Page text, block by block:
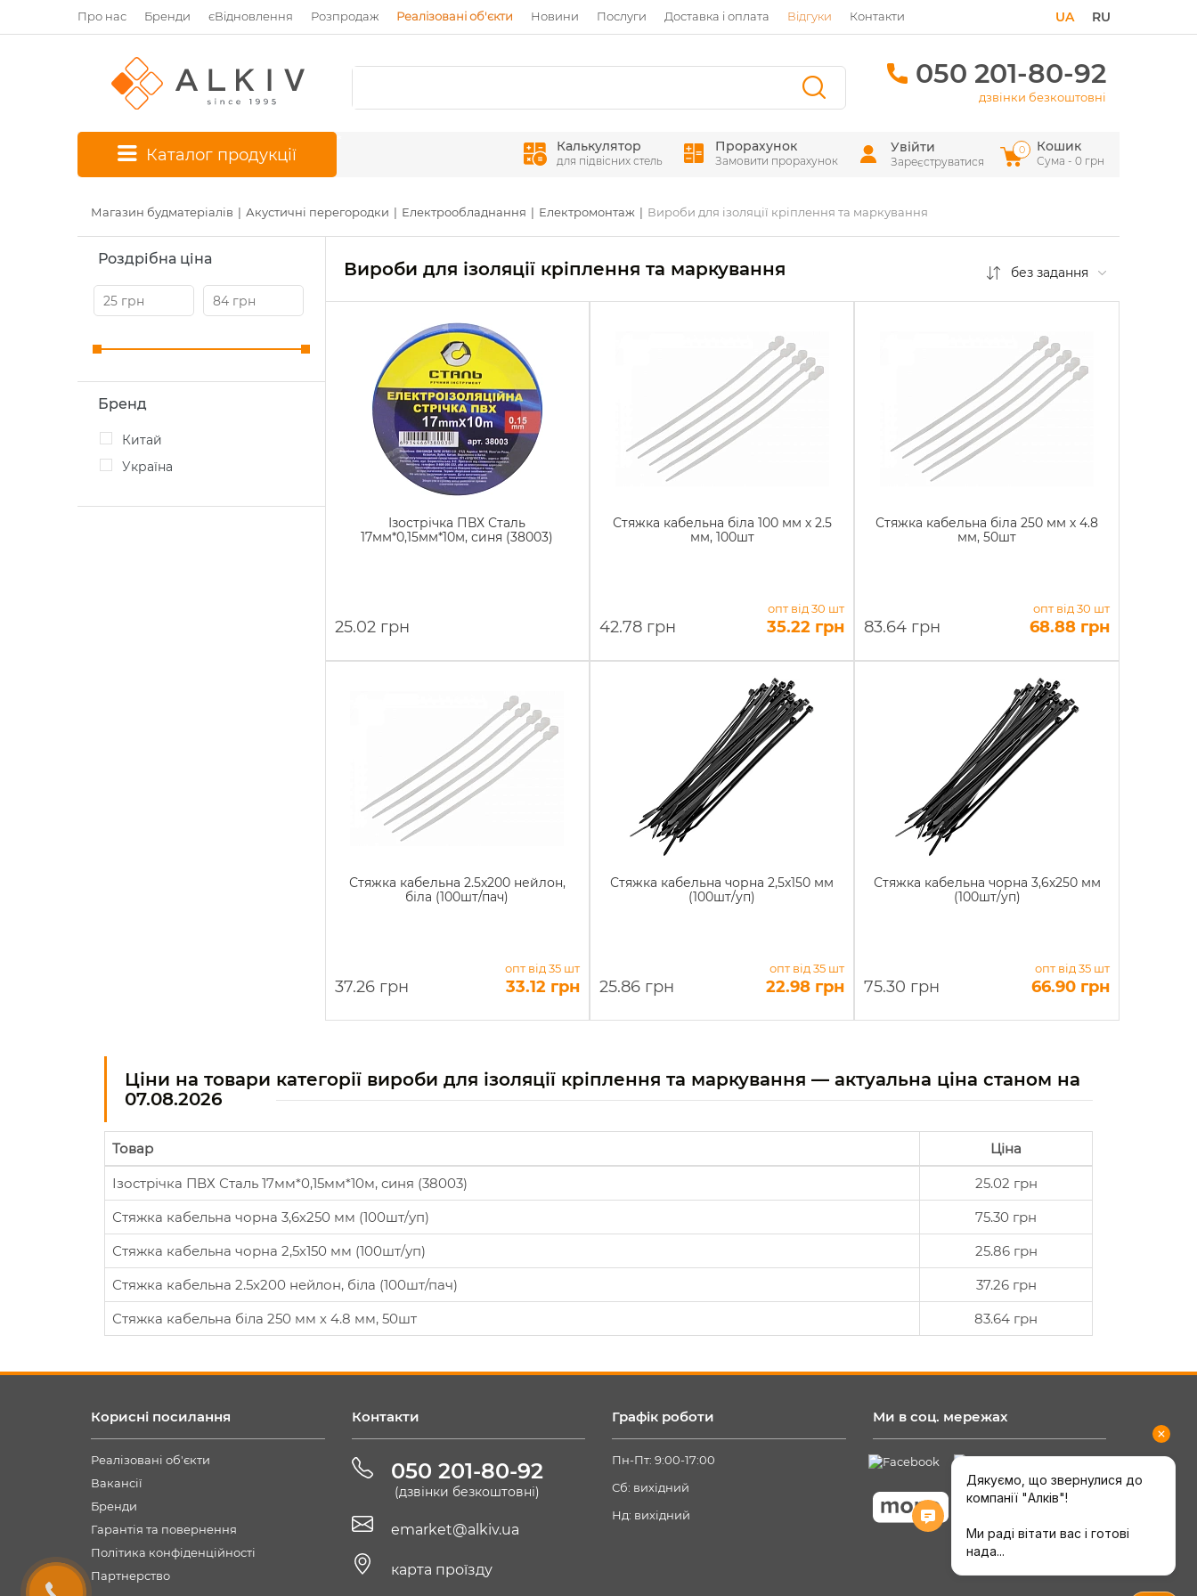
Про нас Бренди єВідновлення Розпродаж Реалізовані об'єкти Новини Послуги Доставка і оплата Відгуки Контакти RU
UA
050 201-80-92
дзвінки безкоштовні
Каталог продукції Калькулятор
для підвісних стель
Прорахунок
Замовити прорахунок
Увійти
Зареєструватися
Кошик
Сума - 0 грн
0
Магазин будматеріалів Акустичні перегородки Електрообладнання Електромонтаж Вироби для ізоляції кріплення та маркування
Роздрібна ціна
Бренд
Китай
Україна
Вироби для ізоляції кріплення та маркування без задання
Ізострічка ПВХ Сталь
17мм*0,15мм*10м, синя (38003)
25.02 грн
Стяжка кабельна біла 100 мм х 2.5
мм, 100шт
42.78 грн
опт від 30 шт
35.22 грн
Стяжка кабельна біла 250 мм х 4.8
мм, 50шт
83.64 грн
опт від 30 шт
68.88 грн
Стяжка кабельна 2.5x200 нейлон,
біла (100шт/пач)
37.26 грн
опт від 35 шт
33.12 грн
Стяжка кабельна чорна 2,5х150 мм
(100шт/уп)
25.86 грн
опт від 35 шт
22.98 грн
Стяжка кабельна чорна 3,6х250 мм
(100шт/уп)
75.30 грн
опт від 35 шт
66.90 грн
Ціни на товари категорії вироби для ізоляції кріплення та маркування — актуальна ціна станом на
07.08.2026
Товар Ціна
Ізострічка ПВХ Сталь 17мм*0,15мм*10м, синя (38003)
25.02 грн
Стяжка кабельна чорна 3,6х250 мм (100шт/уп)
75.30 грн
Стяжка кабельна чорна 2,5х150 мм (100шт/уп)
25.86 грн
Стяжка кабельна 2.5x200 нейлон, біла (100шт/пач)
37.26 грн
Стяжка кабельна біла 250 мм х 4.8 мм, 50шт
83.64 грн
Корисні посилання
Реалізовані об'єкти
Вакансії
Бренди
Гарантія та повернення
Політика конфіденційності
Партнерство
Контакти
050 201-80-92
(дзвінки безкоштовні)
emarket@alkiv.ua
карта проїзду
Графік роботи
Пн-Пт: 9:00-17:00
Сб: вихідний
Нд: вихідний
Ми в соц. мережах